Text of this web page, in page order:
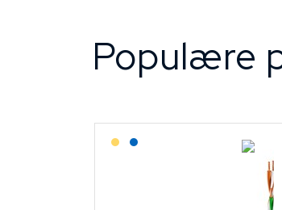
Populære
Lagerført: Grossist
Lagerført: NEK Kabel